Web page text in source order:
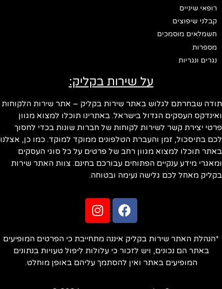
רופאי שיניים
קבלני שיפוצים
חשמלאים מוסמכים
מספרות
נגרים ונגריות
על שירות בקליק:
שבחרתם לגלוש באתר שירות בקליק – אתר שירות הלקוחות
העסקים הגדול בישראל. באתרינו תוכלו למצוא מגוון
יצירת קשר לשירות לקוחות של חברות שונות בכדי לחסוך
בתיסכול, זמן והעברת הטלפונים ממוקד למוקד. כמו כן, אצלנו
תוכלו למצוא מגוון רחב של פרטים על כל סוגי העסקים
מידע ענקיים הפתוחים עבורכם בחינם. צוות האתר שירות
מאחל לכם גלישה נעימה ובטוחה.
האתר שירות בקליק איננה מתחייבת כי הפרטים המופיעים
באתר הם נכונים, ויש לזכור כי עלולות ליפול טעויות בנתונים
המופיעים באתר ואין להסתמך עליהם באופן מוחלט.